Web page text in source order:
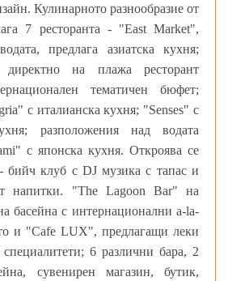
Кулинарното разнообразие от
7 ресторанта - "East Market",
предлага азиатска кухня;
директно на плажа ресторант
тематичен бюфет;
с италианска кухня; "Senses" с
разположения над водата
с японска кухня. Откроява се
бийч клуб с DJ музика с тапас и
напитки. "The Lagoon Bar" на
басейна с интернационални a-la-
и "Cafe LUX", предлагащи леки
6 различни бара, 2
сувенирен магазин, бутик,